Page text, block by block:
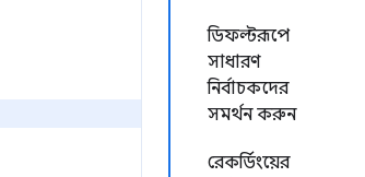
ডিফল্টরূপে
সাধারণ
নির্বাচকদের
সমর্থন করুন
রেকর্ডিংয়ের